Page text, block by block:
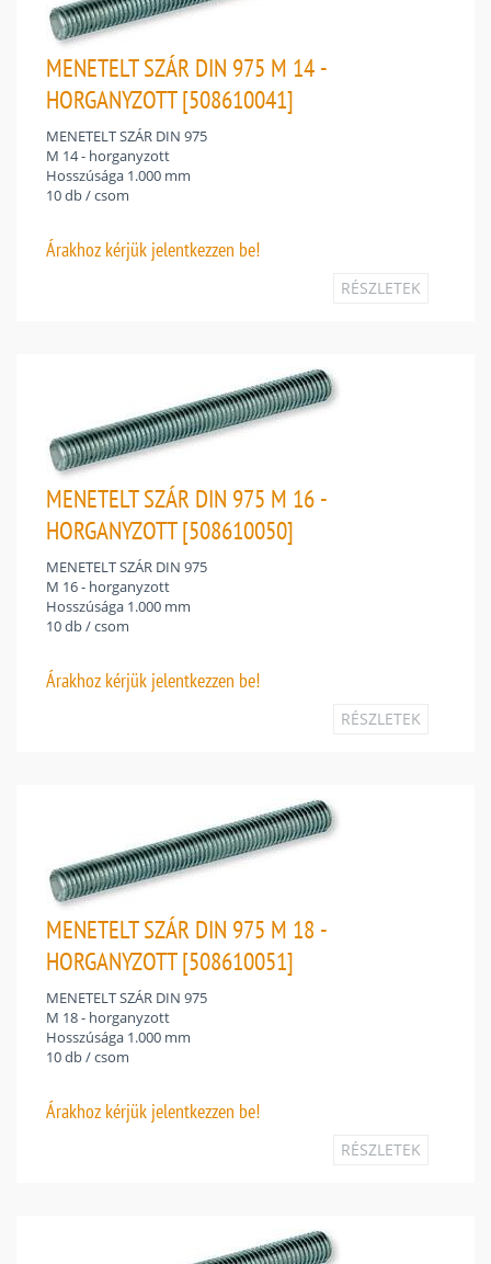
MENETELT SZÁR DIN 975 M 14 -
HORGANYZOTT [508610041]
MENETELT SZÁR DIN 975
M 14 - horganyzott
Hosszúsága 1.000 mm
10 db / csom
Árakhoz kérjük jelentkezzen be!
RÉSZLETEK
MENETELT SZÁR DIN 975 M 16 -
HORGANYZOTT [508610050]
MENETELT SZÁR DIN 975
M 16 - horganyzott
Hosszúsága 1.000 mm
10 db / csom
Árakhoz kérjük jelentkezzen be!
RÉSZLETEK
MENETELT SZÁR DIN 975 M 18 -
HORGANYZOTT [508610051]
MENETELT SZÁR DIN 975
M 18 - horganyzott
Hosszúsága 1.000 mm
10 db / csom
Árakhoz kérjük jelentkezzen be!
RÉSZLETEK